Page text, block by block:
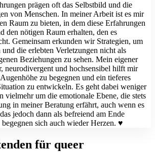
prägen oft das Selbstbild und die
von Menschen. In meiner Arbeit ist es mir
Raum zu bieten, in dem diese Erfahrungen
den nötigen Raum erhalten, den es
Gemeinsam erkunden wir Strategien, um
die erlebten Verletzungen nicht als
Beziehungen zu sehen. Mein eigener
neurodivergent und hochsensibel hilft mir
zu begegnen und ein tieferes
zu entwickeln. Es geht dabei weniger
vielmehr um die emotionale Ebene, die stets
in meiner Beratung erfährt, auch wenn es
jedoch dann als befreiend am Ende
sich auch wieder Herzen. ♥️
für queer